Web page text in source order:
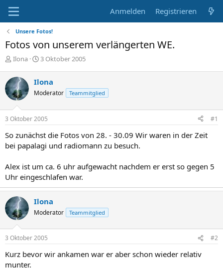
Anmelden Registrieren
Unsere Fotos!
Fotos von unserem verlängerten WE.
E
s
t
e
l
l
e
Ilona
E
t
e
l
t
m
3 Oktober 2005
Ilona
Moderator Teammitglied
3 Oktober 2005 #1
So zunächst die Fotos von 28. - 30.09 Wir waren in der Zeit
bei papalagi und radiomann zu besuch.
Alex ist um ca. 6 uhr aufgewacht nachdem er erst so gegen 5
Uhr eingeschlafen war.
Ilona
Moderator Teammitglied
3 Oktober 2005 #2
Kurz bevor wir ankamen war er aber schon wieder relativ
munter.